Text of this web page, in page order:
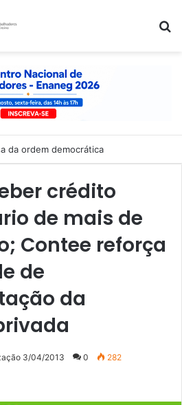
da ordem democrática
crédito
de mais de
Contee reforça
de
da
3/04/2013 0 282